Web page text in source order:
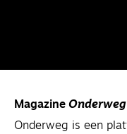
Magazine Onderweg
Onderweg is een